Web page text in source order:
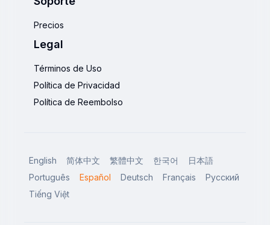
Precios
Legal
Términos de Uso
Política de Privacidad
Política de Reembolso
English 简体中文 繁體中文 한국어
日本語
Português
Español Deutsch Français
Русский
Tiếng Việt